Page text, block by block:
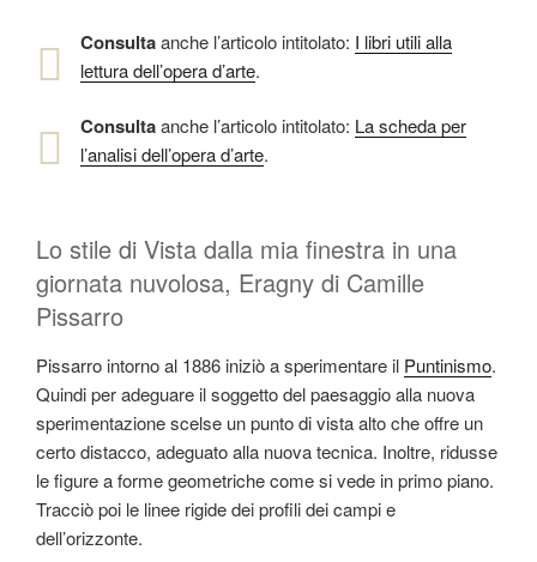
Consultaanche l’articolo intitolato: I libri utili alla
lettura dell’opera d’arte.
Consultaanche l’articolo intitolato: La scheda per
l’analisi dell’opera d’arte.
Lo stile di Vista dalla mia finestra in una
giornata nuvolosa, Eragny di Camille
Pissarro
Pissarro intorno al 1886 iniziò a sperimentare il Puntinismo.
Quindi per adeguare il soggetto del paesaggio alla nuova
sperimentazione scelse un punto di vista alto che offre un
certo distacco, adeguato alla nuova tecnica. Inoltre, ridusse
le figure a forme geometriche come si vede in primo piano.
Tracciò poi le linee rigide dei profili dei campi e
dell’orizzonte.